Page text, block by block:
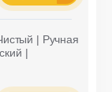
| Ручная
|